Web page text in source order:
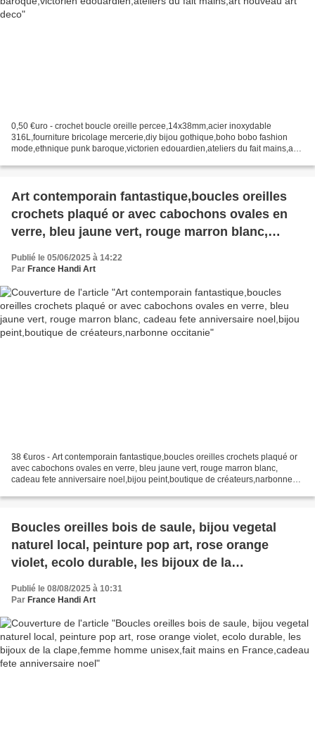
0,50 €uro - crochet boucle oreille percee,14x38mm,acier inoxydable
316L,fourniture bricolage mercerie,diy bijou gothique,boho bobo fashion
mode,ethnique punk baroque,victorien edouardien,ateliers du fait mains,art
Art contemporain fantastique,boucles oreilles
crochets plaqué or avec cabochons ovales en
verre, bleu jaune vert, rouge marron blanc,
peint,boutique de créateurs,narbonne occitanie
Publié le 05/06/2025 à 14:22
Par France Handi Art
38 €uros - Art contemporain fantastique,boucles oreilles crochets plaqué or
avec cabochons ovales en verre, bleu jaune vert, rouge marron blanc,
cadeau fete anniversaire noel,bijou peint,boutique de créateurs,narbonne
Boucles oreilles bois de saule, bijou vegetal
naturel local, peinture pop art, rose orange
violet, ecolo durable, les bijoux de la
clape,femme homme unisex,fait mains en
France,cadeau fete anniversaire noel
Publié le 08/08/2025 à 10:31
Par France Handi Art